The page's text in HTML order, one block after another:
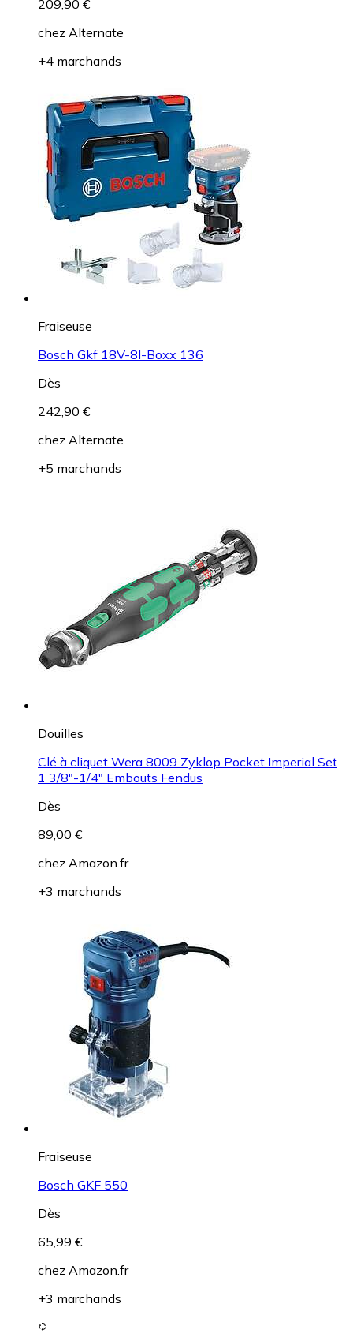
209,90 €
chez Alternate
+4 marchands
Fraiseuse
Bosch Gkf 18V-8l-Boxx 136
Dès
242,90 €
chez Alternate
+5 marchands
Douilles
Clé à cliquet Wera 8009 Zyklop Pocket Imperial Set
1 3/8"-1/4" Embouts Fendus
Dès
89,00 €
chez Amazon.fr
+3 marchands
Fraiseuse
Bosch GKF 550
Dès
65,99 €
chez Amazon.fr
+3 marchands